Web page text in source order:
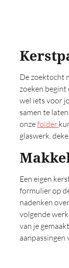
Pizza (0)
Populaire
Premium
Relax (0)
Rituals (0)
Sportieve
Strand (0)
Tapas (0)
Technisch
Travel (0)
De zoektocht
zoeken begint
wel iets voor
samen te
onzefolder
glaswerk,
Een eigen
formulier op
nadenken
volgende
van je